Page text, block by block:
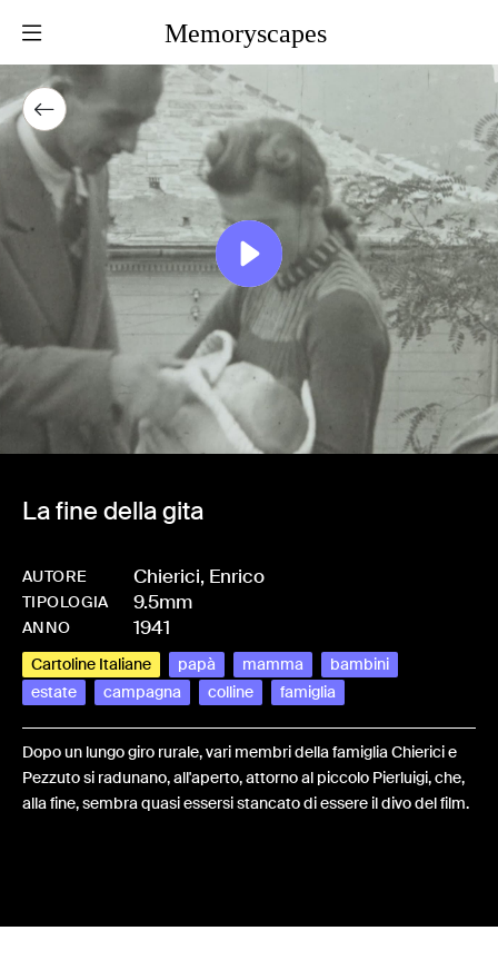
Memoryscapes
La fine della gita
AUTORE Chierici, Enrico
TIPOLOGIA 9.5mm
ANNO 1941
Cartoline Italiane papà mamma
bambini
estate
campagna colline famiglia
Dopo un lungo giro rurale, vari membri della famiglia Chierici e
Pezzuto si radunano, all'aperto, attorno al piccolo Pierluigi, che,
alla fine, sembra quasi essersi stancato di essere il divo del film.